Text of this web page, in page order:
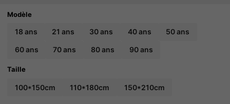
sistante à la décoloration et lavable, convient po
s, utilisation intérieure et extérieure
Modèle
18 ans 21 ans 30 ans 40 ans 50 ans
60 ans 70 ans 80 ans 90 ans
Taille
100*150cm 110*180cm 150*210cm